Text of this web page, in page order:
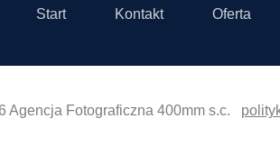
Start Kontakt Oferta
Agencja Fotograficzna 400mm s.c.